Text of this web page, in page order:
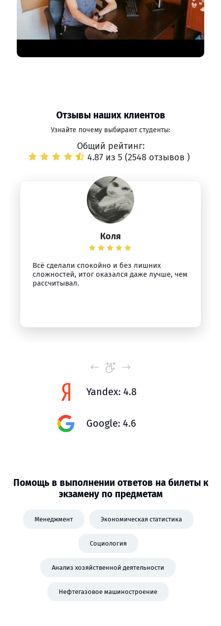
Отзывы наших клиентов
Узнайте почему выбирают студенты:
Общий рейтинг:
4.87 из 5 (2548 отзывов )
Коля
Всё сделали спокойно и без лишних
сложностей, итог оказался даже лучше, чем
рассчитывал.
Yandex: 4.8
Google: 4.6
Помощь в выполнении ответов на билеты к
экзамену по предметам
Менеджмент Экономическая статистика
Социология
Анализ хозяйственной деятельности
Нефтегазовое машиностроение